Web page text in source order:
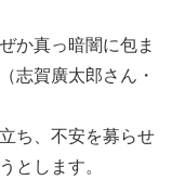
か真っ暗闇に包ま
志賀廣太郎さん・
ち、不安を募らせ
とします。